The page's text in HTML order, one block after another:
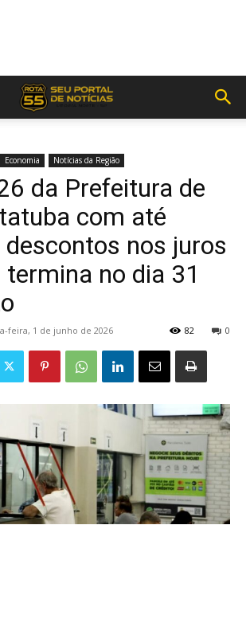
Economia Notícias da Região
da Prefeitura de
com até
descontos nos juros
no dia 31
feira, 1 de junho de 2026 0
82